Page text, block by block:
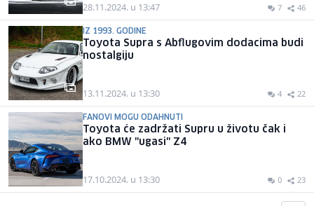
28.11.2024. u 13:47 7 46
IZ 1993. GODINE
Toyota Supra s Abflugovim dodacima budi
nostalgiju
13.11.2024. u 13:30 4 22
FANOVI MOGU ODAHNUTI
Toyota će zadržati Supru u životu čak i
ako BMW "ugasi" Z4
17.10.2024. u 13:30 0 23